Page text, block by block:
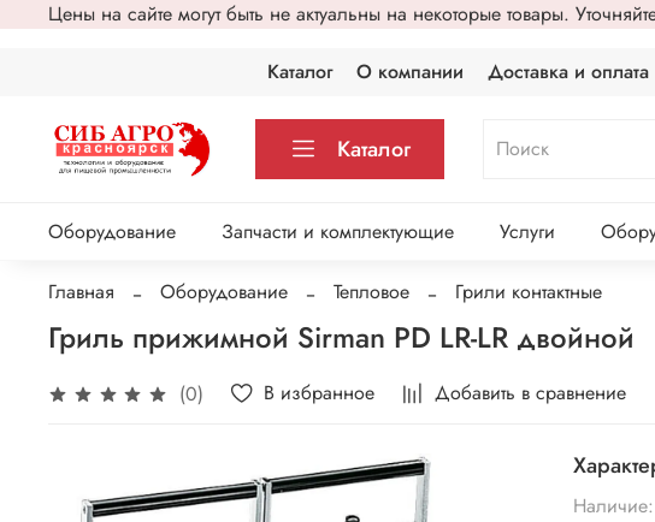
Цены на сайте могут быть не актуальны на некоторые товары.
Каталог О компании Доставка и оплата
Каталог
Оборудование Запчасти и комплектующие Услуги
Главная Оборудование Тепловое Грили контактные
Гриль прижимной Sirman PD LR-LR двойной
(0) В избранное Добавить в сравнение
Наличие: